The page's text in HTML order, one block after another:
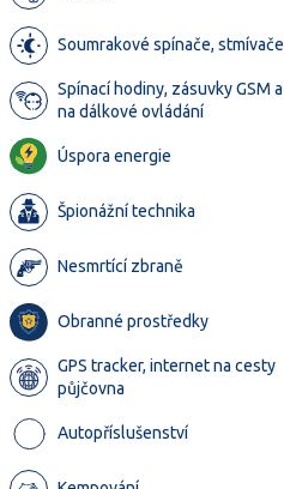
Soumrakové spínače, stmívače
Spínací hodiny, zásuvky GSM a
na dálkové ovládání
Úspora energie
Špionážní technika
Nesmrtící zbraně
Obranné prostředky
GPS tracker, internet na cesty
půjčovna
Autopříslušenství